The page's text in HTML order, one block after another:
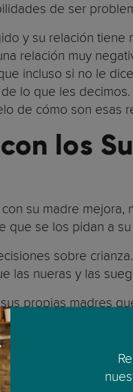
de ser
y su relación
relación muy
incluso si no le
lo que les
de cómo son esas
los
su madre
que se los pidan a
sobre
las nueras y las
propias madres
que, con
sus hijos también
con sus propios